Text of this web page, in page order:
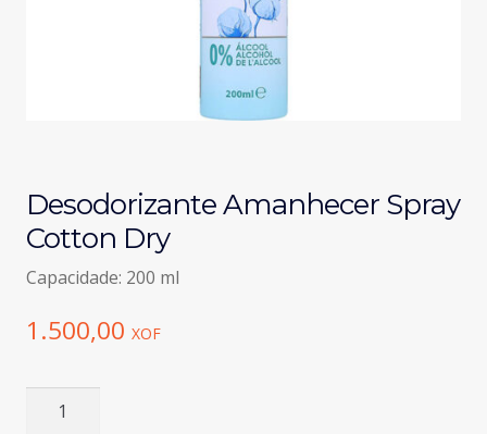
Desodorizante Amanhecer Spray
Cotton Dry
Capacidade: 200 ml
1.500,00 XOF
Quantidade